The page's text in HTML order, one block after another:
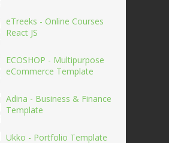
eTreeks - Online Courses
React JS
ECOSHOP - Multipurpose
eCommerce Template
Adina - Business & Finance
Template
Ukko - Portfolio Template